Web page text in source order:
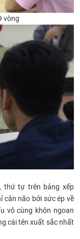
vòng
thứ tự trên bảng xếp
cân não bởi sức ép về
vô cùng khôn ngoan
cái tên xuất sắc nhất